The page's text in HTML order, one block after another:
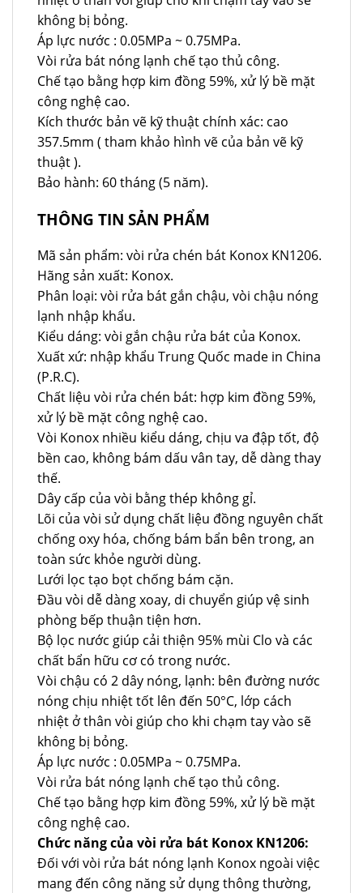
không bị bỏng.
Áp lực nước : 0.05MPa ~ 0.75MPa.
Vòi rửa bát nóng lạnh chế tạo thủ công.
Chế tạo bằng hợp kim đồng 59%, xử lý bề mặt
công nghệ cao.
Kích thước bản vẽ kỹ thuật chính xác: cao
357.5mm ( tham khảo hình vẽ của bản vẽ kỹ
thuật ).
Bảo hành: 60 tháng (5 năm).
THÔNG TIN SẢN PHẨM
Mã sản phẩm: vòi rửa chén bát Konox KN1206.
Hãng sản xuất: Konox.
Phân loại: vòi rửa bát gắn chậu, vòi chậu nóng
lạnh nhập khẩu.
Kiểu dáng: vòi gắn chậu rửa bát của Konox.
Xuất xứ: nhập khẩu Trung Quốc made in China
(P.R.C).
Chất liệu vòi rửa chén bát: hợp kim đồng 59%,
xử lý bề mặt công nghệ cao.
Vòi Konox nhiều kiểu dáng, chịu va đập tốt, độ
bền cao, không bám dấu vân tay, dễ dàng thay
thế.
Dây cấp của vòi bằng thép không gỉ.
Lõi của vòi sử dụng chất liệu đồng nguyên chất
chống oxy hóa, chống bám bẩn bên trong, an
toàn sức khỏe người dùng.
Lưới lọc tạo bọt chống bám cặn.
Đầu vòi dễ dàng xoay, di chuyển giúp vệ sinh
phòng bếp thuận tiện hơn.
Bộ lọc nước giúp cải thiện 95% mùi Clo và các
chất bẩn hữu cơ có trong nước.
Vòi chậu có 2 dây nóng, lạnh: bên đường nước
nóng chịu nhiệt tốt lên đến 50°C, lớp cách
nhiệt ở thân vòi giúp cho khi chạm tay vào sẽ
không bị bỏng.
Áp lực nước : 0.05MPa ~ 0.75MPa.
Vòi rửa bát nóng lạnh chế tạo thủ công.
Chế tạo bằng hợp kim đồng 59%, xử lý bề mặt
công nghệ cao.
Chức năng của vòi rửa bát Konox KN1206:
Đối với vòi rửa bát nóng lạnh Konox ngoài việc
mang đến công năng sử dụng thông thường,